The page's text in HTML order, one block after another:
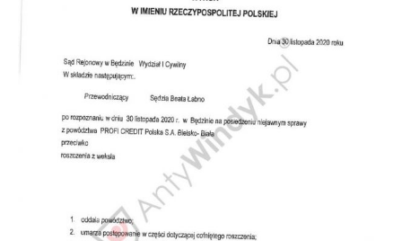
Doradztwo & konsulting